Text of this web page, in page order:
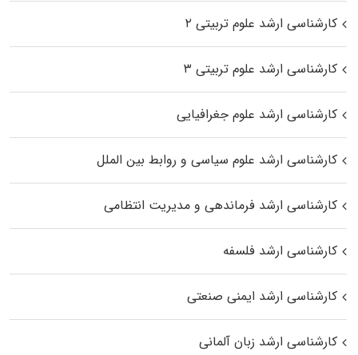
کارشناسی ارشد علوم تربیتی ۲
کارشناسی ارشد علوم تربیتی ۳
کارشناسی ارشد علوم جغرافیایی
کارشناسی ارشد علوم سیاسی و روابط بین الملل
کارشناسی ارشد فرماندهی و مدیریت انتظامی
کارشناسی ارشد فلسفه
کارشناسی ارشد ایمنی صنعتی
کارشناسی ارشد زبان آلمانی